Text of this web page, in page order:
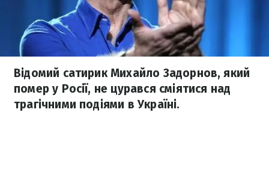
Відомий сатирик Михайло Задорнов, який
помер у Росії, не цурався сміятися над
трагічними подіями в Україні.